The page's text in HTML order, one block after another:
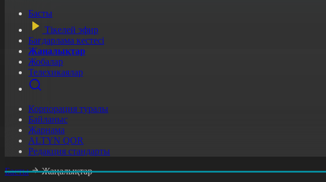
Басты
Тікелей эфир
Бағдарлама кестесі
Жаңалықтар
Жобалар
Телехикаялар
Корпорация туралы
Байланыс
Жарнама
ALTYN QOR
Редакция стандарты
Басты
Жаңалықтар